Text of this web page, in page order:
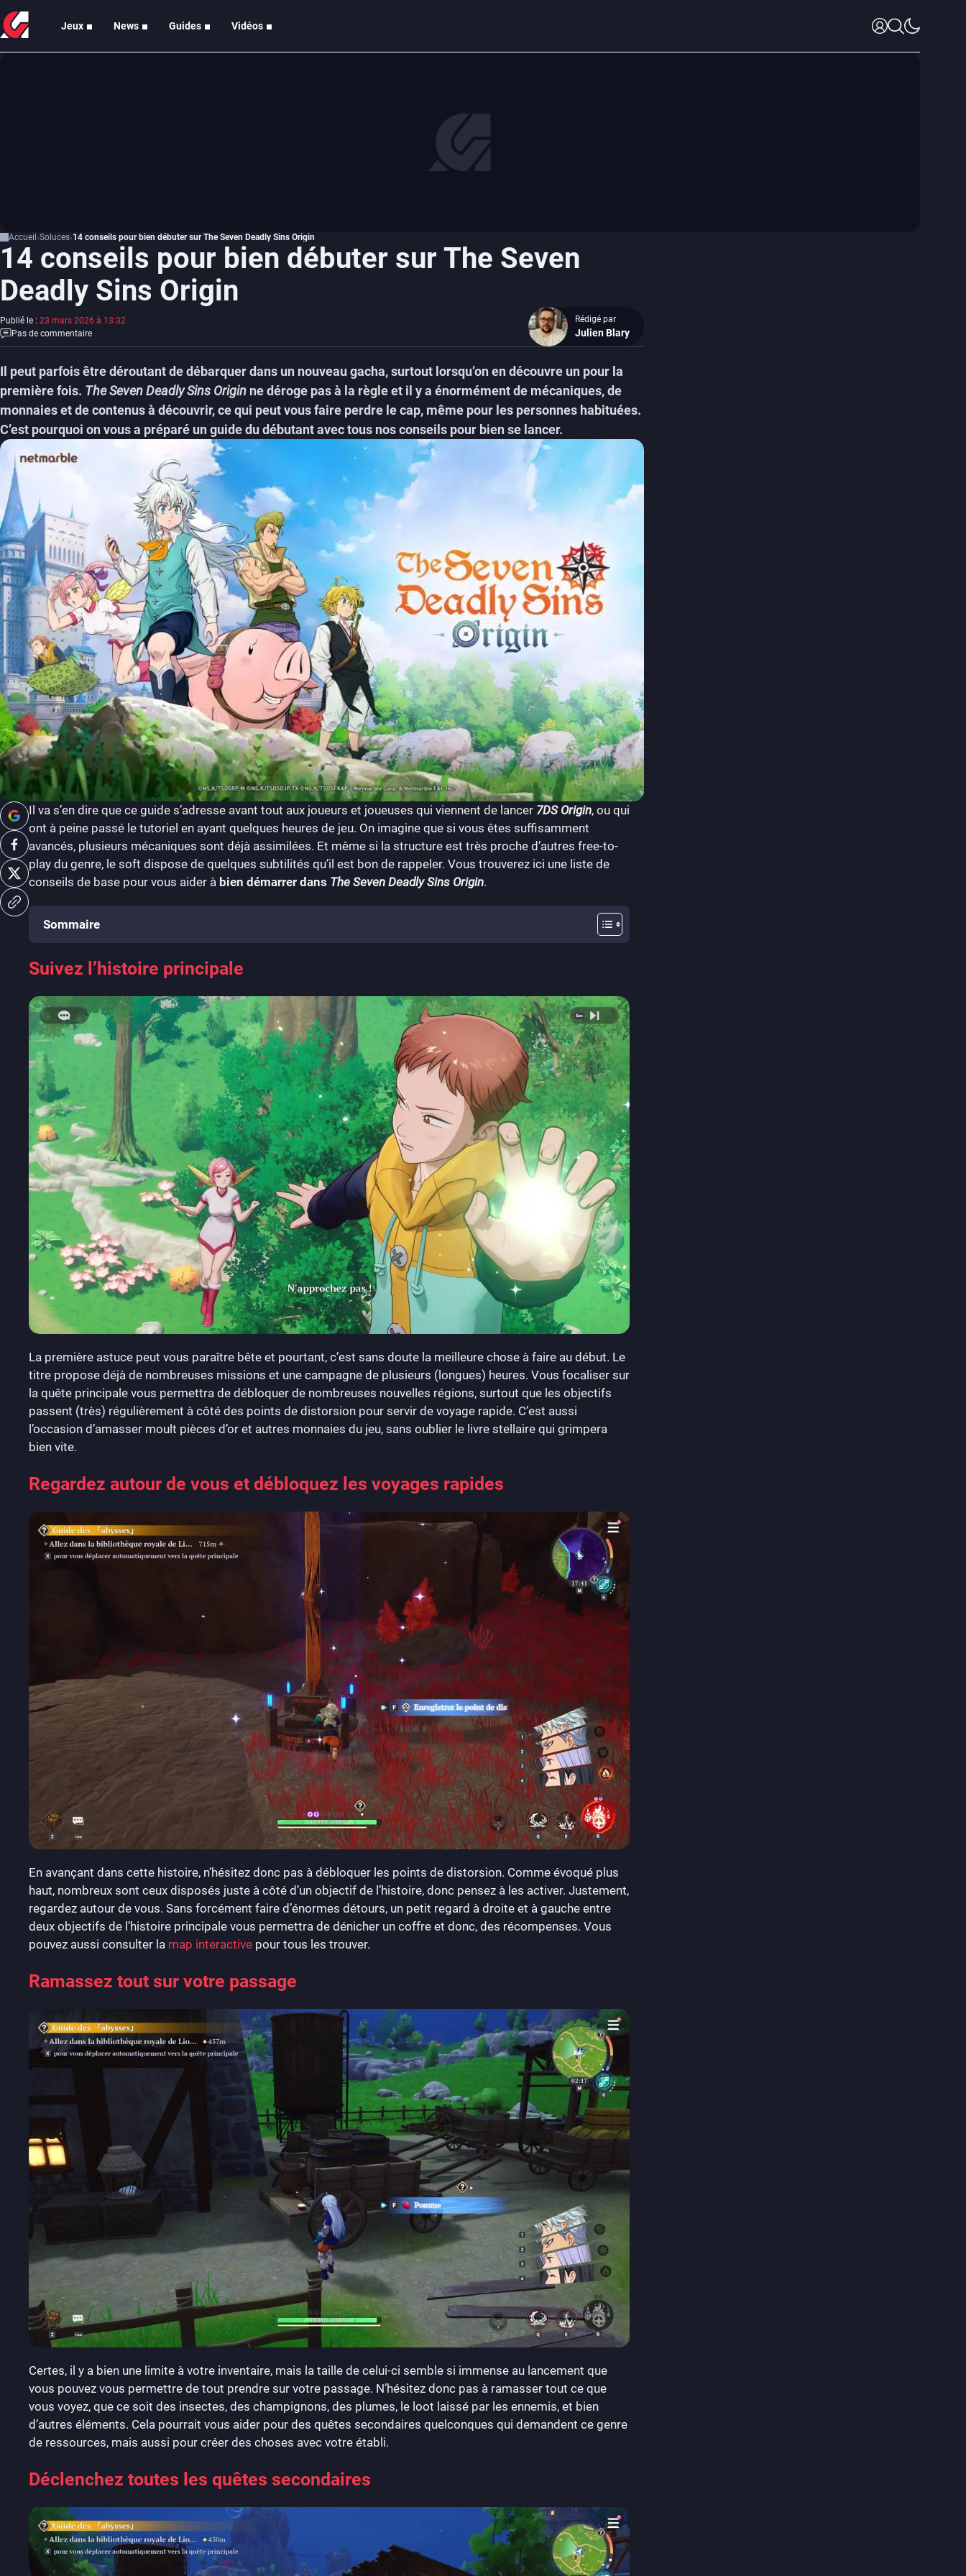
Jeux News Guides Vidéos
Accueil Soluces 14 conseils pour bien débuter sur The Seven Deadly Sins Origin
14 conseils pour bien débuter sur The Seven
Deadly Sins Origin
Publié le : 23 mars 2026 à 13:32
Pas de commentaire
Rédigé par
Julien Blary
Il peut parfois être déroutant de débarquer dans un nouveau gacha, surtout lorsqu’on en découvre un pour la
première fois. The Seven Deadly Sins Origin ne déroge pas à la règle et il y a énormément de mécaniques, de
monnaies et de contenus à découvrir, ce qui peut vous faire perdre le cap, même pour les personnes habituées.
C’est pourquoi on vous a préparé un guide du débutant avec tous nos conseils pour bien se lancer.
Il va s’en dire que ce guide s’adresse avant tout aux joueurs et joueuses qui viennent de lancer 7DS Origin, ou qui
ont à peine passé le tutoriel en ayant quelques heures de jeu. On imagine que si vous êtes suffisamment
avancés, plusieurs mécaniques sont déjà assimilées. Et même si la structure est très proche d’autres free-to-
play du genre, le soft dispose de quelques subtilités qu’il est bon de rappeler. Vous trouverez ici une liste de
conseils de base pour vous aider à bien démarrer dans The Seven Deadly Sins Origin.
Sommaire
Suivez l’histoire principale
La première astuce peut vous paraître bête et pourtant, c’est sans doute la meilleure chose à faire au début. Le
titre propose déjà de nombreuses missions et une campagne de plusieurs (longues) heures. Vous focaliser sur
la quête principale vous permettra de débloquer de nombreuses nouvelles régions, surtout que les objectifs
passent (très) régulièrement à côté des points de distorsion pour servir de voyage rapide. C’est aussi
l’occasion d’amasser moult pièces d’or et autres monnaies du jeu, sans oublier le livre stellaire qui grimpera
bien vite.
Regardez autour de vous et débloquez les voyages rapides
En avançant dans cette histoire, n’hésitez donc pas à débloquer les points de distorsion. Comme évoqué plus
haut, nombreux sont ceux disposés juste à côté d’un objectif de l’histoire, donc pensez à les activer. Justement,
regardez autour de vous. Sans forcément faire d’énormes détours, un petit regard à droite et à gauche entre
deux objectifs de l’histoire principale vous permettra de dénicher un coffre et donc, des récompenses. Vous
pouvez aussi consulter la map interactive pour tous les trouver.
Ramassez tout sur votre passage
Certes, il y a bien une limite à votre inventaire, mais la taille de celui-ci semble si immense au lancement que
vous pouvez vous permettre de tout prendre sur votre passage. N’hésitez donc pas à ramasser tout ce que
vous voyez, que ce soit des insectes, des champignons, des plumes, le loot laissé par les ennemis, et bien
d’autres éléments. Cela pourrait vous aider pour des quêtes secondaires quelconques qui demandent ce genre
de ressources, mais aussi pour créer des choses avec votre établi.
Déclenchez toutes les quêtes secondaires